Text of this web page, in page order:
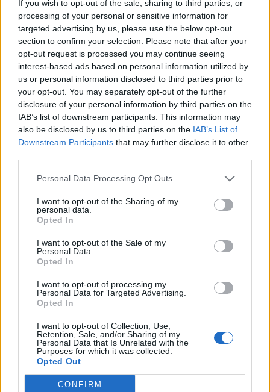
If you wish to opt-out of the sale, sharing to third parties, or
processing of your personal or sensitive information for
targeted advertising by us, please use the below opt-out
section to confirm your selection. Please note that after your
opt-out request is processed you may continue seeing
interest-based ads based on personal information utilized by
us or personal information disclosed to third parties prior to
your opt-out. You may separately opt-out of the further
disclosure of your personal information by third parties on the
IAB’s list of downstream participants. This information may
also be disclosed by us to third parties on the IAB’s List of
Downstream Participants that may further disclose it to other
Personal Data Processing Opt Outs
I want to opt-out of the Sharing of my
personal data.
Opted In
I want to opt-out of the Sale of my
Personal Data.
Opted In
I want to opt-out of processing my
Personal Data for Targeted Advertising.
Opted In
I want to opt-out of Collection, Use,
Retention, Sale, and/or Sharing of my
Personal Data that Is Unrelated with the
Purposes for which it was collected.
Opted Out
CONFIRM